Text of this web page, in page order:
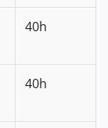
40h
40h